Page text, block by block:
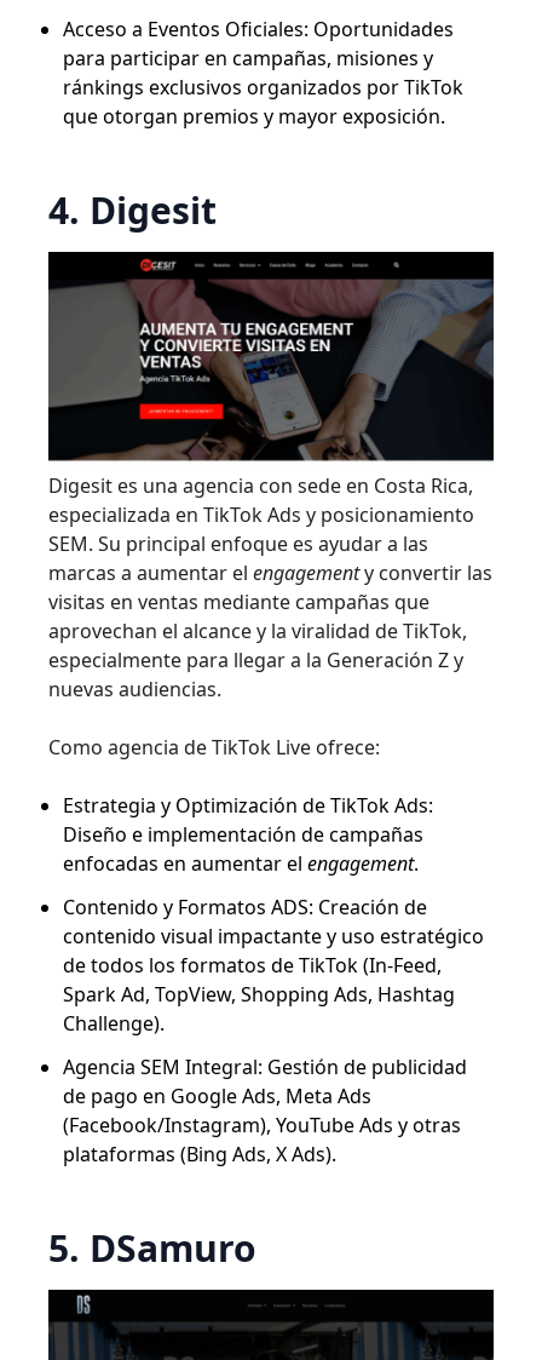
Acceso a Eventos Oficiales: Oportunidades
para participar en campañas, misiones y
ránkings exclusivos organizados por TikTok
que otorgan premios y mayor exposición.
4. Digesit
Digesit es una agencia con sede en Costa Rica,
especializada en TikTok Ads y posicionamiento
SEM. Su principal enfoque es ayudar a las
marcas a aumentar el engagementy convertir las
visitas en ventas mediante campañas que
aprovechan el alcance y la viralidad de TikTok,
especialmente para llegar a la Generación Z y
nuevas audiencias.
Como agencia de TikTok Live ofrece:
Estrategia y Optimización de TikTok Ads:
Diseño e implementación de campañas
enfocadas en aumentar el engagement.
Contenido y Formatos ADS: Creación de
contenido visual impactante y uso estratégico
de todos los formatos de TikTok (In-Feed,
Spark Ad, TopView, Shopping Ads, Hashtag
Challenge).
Agencia SEM Integral: Gestión de publicidad
de pago en Google Ads, Meta Ads
(Facebook/Instagram), YouTube Ads y otras
plataformas (Bing Ads, X Ads).
5. DSamuro